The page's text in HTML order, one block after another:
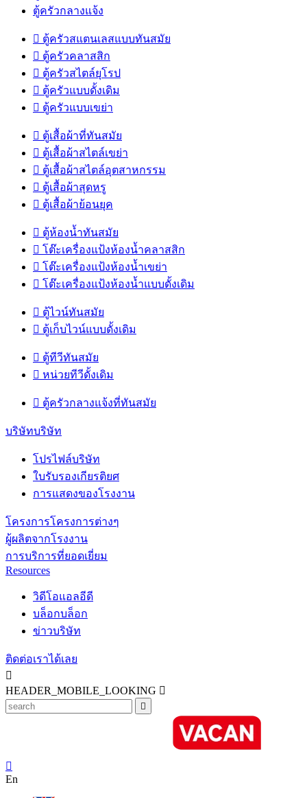
ตู้ครัวกลางแจ้ง
 ตู้ครัวสแตนเลสแบบทันสมัย
 ตู้ครัวคลาสสิก
 ตู้ครัวสไตล์ยุโรป
 ตู้ครัวแบบดั้งเดิม
 ตู้ครัวแบบเขย่า
 ตู้เสื้อผ้าที่ทันสมัย
 ตู้เสื้อผ้าสไตล์เขย่า
 ตู้เสื้อผ้าสไตล์อุตสาหกรรม
 ตู้เสื้อผ้าสุดหรู
 ตู้เสื้อผ้าย้อนยุค
 ตู้ห้องน้ำทันสมัย
 โต๊ะเครื่องแป้งห้องน้ำคลาสสิก
 โต๊ะเครื่องแป้งห้องน้ำเขย่า
 โต๊ะเครื่องแป้งห้องน้ำแบบดั้งเดิม
 ตู้ไวน์ทันสมัย
 ตู้เก็บไวน์แบบดั้งเดิม
 ตู้ทีวีทันสมัย
 หน่วยทีวีดั้งเดิม
 ตู้ครัวกลางแจ้งที่ทันสมัย
บริษัทบริษัท
โปรไฟล์บริษัท
ใบรับรองเกียรติยศ
การแสดงของโรงงาน
โครงการโครงการต่างๆ
ผู้ผลิตจากโรงงาน
การบริการที่ยอดเยี่ยม
Resources
วิดีโอแอลอีดี
บล็อกบล็อก
ข่าวบริษัท
ติดต่อเราได้เลย

HEADER_MOBILE_LOOKING 


En